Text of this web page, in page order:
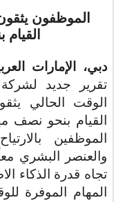
الموظفون
دبي، الإمارات
تقرير جديد
الوقت الحالي
القيام بنحو نصف
الموظفين
والعنصر البشري
تجاه قدرة الذكاء
المهام الموفرة